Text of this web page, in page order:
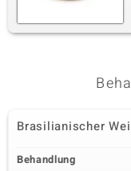
Brasilianischer
Behandlung